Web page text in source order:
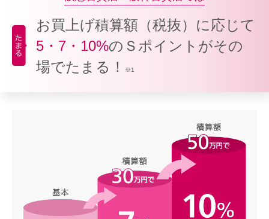
お買上げ積算額（税抜）に応じて
5・7・10%のＳポイントがその
場でたまる！
※1